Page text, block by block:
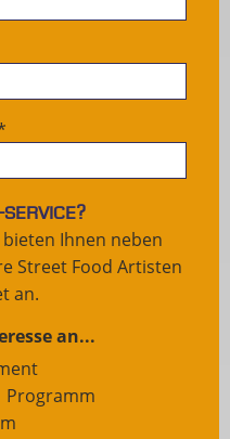
Ihnen neben
Street Food Artisten
an.
an...
Programm